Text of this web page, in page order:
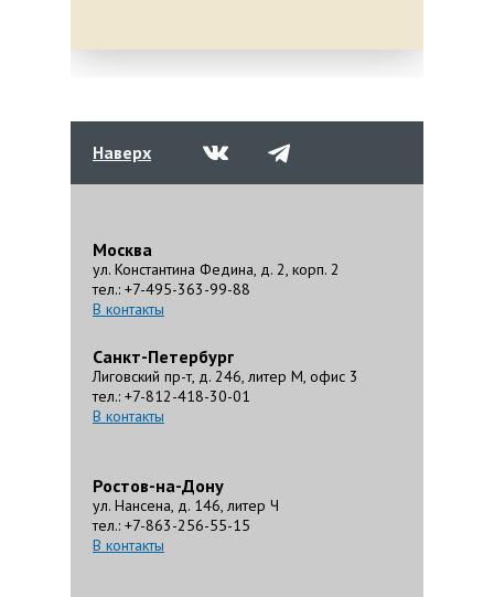
Наверх
Москва
ул. Константина Федина, д. 2, корп. 2
тел.: +7-495-363-99-88
В контакты
Санкт-Петербург
Лиговский пр-т, д. 246, литер М, офис 3
тел.: +7-812-418-30-01
В контакты
Ростов-на-Дону
ул. Нансена, д. 146, литер Ч
тел.: +7-863-256-55-15
В контакты